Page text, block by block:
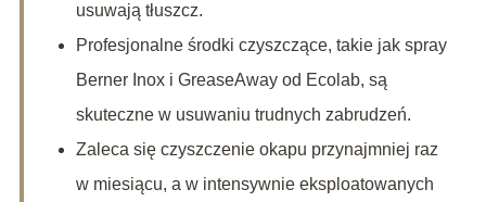
usuwają tłuszcz.
Profesjonalne środki czyszczące, takie jak spray
Berner Inox i GreaseAway od Ecolab, są
skuteczne w usuwaniu trudnych zabrudzeń.
Zaleca się czyszczenie okapu przynajmniej raz
w miesiącu, a w intensywnie eksploatowanych